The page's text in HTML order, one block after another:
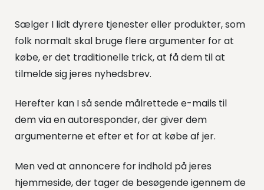
Sælger I lidt dyrere tjenester eller produkter, som
folk normalt skal bruge flere argumenter for at
købe, er det traditionelle trick, at få dem til at
tilmelde sig jeres nyhedsbrev.
Herefter kan I så sende målrettede e-mails til
dem via en autoresponder, der giver dem
argumenterne et efter et for at købe af jer.
Men ved at annoncere for indhold på jeres
hjemmeside, der tager de besøgende igennem de